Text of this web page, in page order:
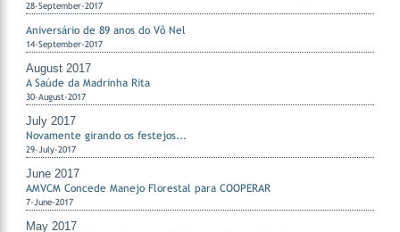
28-September-2017
Aniversário de 89 anos do Vô Nel
14-September-2017
August 2017
A Saúde da Madrinha Rita
30-August-2017
July 2017
Novamente girando os festejos...
29-July-2017
June 2017
AMVCM Concede Manejo Florestal para COOPERAR
7-June-2017
May 2017